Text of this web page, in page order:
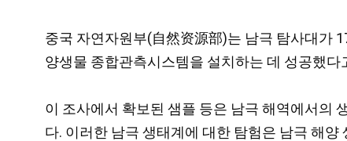
중국 자연자원부(自然资源部)는 남극 탐사대가
양생물 종합관측시스템을 설치하는 데 성공했다
이 조사에서 확보된 샘플 등은 남극 해역에서의
다. 이러한 남극 생태계에 대한 탐험은 남극 해